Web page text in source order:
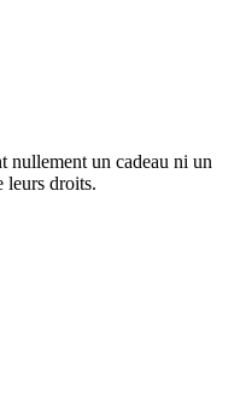
nullement un cadeau ni un
leurs droits.